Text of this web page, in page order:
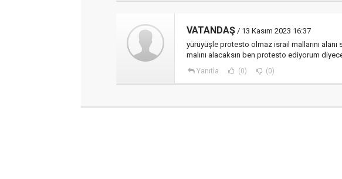
VATANDAŞ / 13 Kasım 2023 16:37
yürüyüşle protesto olmaz israil mallarını
malını alacaksın ben protesto ediyorum
Yanıtla (0) (0)